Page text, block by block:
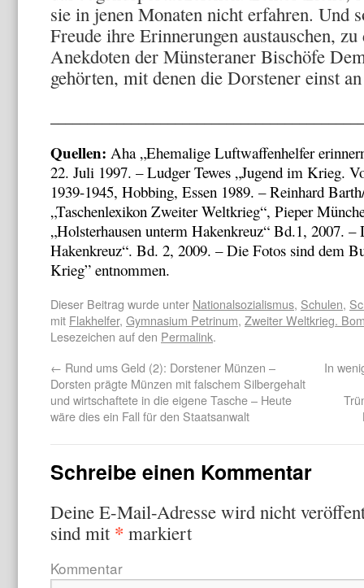
sie in jenen Monaten nicht erfahren. Und
Freude ihre Erinnerungen austauschen,
Anekdoten der Münsteraner Bischöfe
gehörten, mit denen die Dorstener einst
Quellen: Aha „Ehemalige Luftwaffenhelfer
22. Juli 1997. – Ludger Tewes „Jugend im Krieg.
1939-1945, Hobbing, Essen 1989. – Reinhard
„Taschenlexikon Zweiter Weltkrieg“, Pieper
„Holsterhausen unterm Hakenkreuz“ Bd.1, 2007.
Hakenkreuz“. Bd. 2, 2009. – Die Fotos sind dem
Krieg” entnommen.
Dieser Beitrag wurde unter Nationalsozialismus, Schulen,
mit Flakhelfer, Gymnasium Petrinum, Zweiter Weltkrieg.
Lesezeichen auf den Permalink.
← Rund ums Geld (2): Dorstener Münzen –
Dorsten prägte Münzen mit falschem Silbergehalt
und wirtschaftete in die eigene Tasche – Heute
wäre dies ein Fall für den Staatsanwalt
In
Schreibe einen Kommentar
Deine E-Mail-Adresse wird nicht
sind mit * markiert
Kommentar